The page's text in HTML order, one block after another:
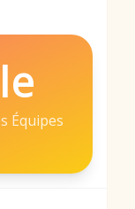
Équipes